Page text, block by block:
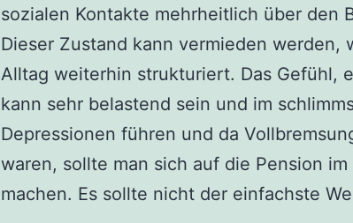
sozialen Kontakte mehrheitlich über den
Dieser Zustand kann vermieden werden,
Alltag weiterhin strukturiert. Das Gefühl,
kann sehr belastend sein und im
Depressionen führen und da
waren, sollte man sich auf die Pension
machen. Es sollte nicht der einfachste